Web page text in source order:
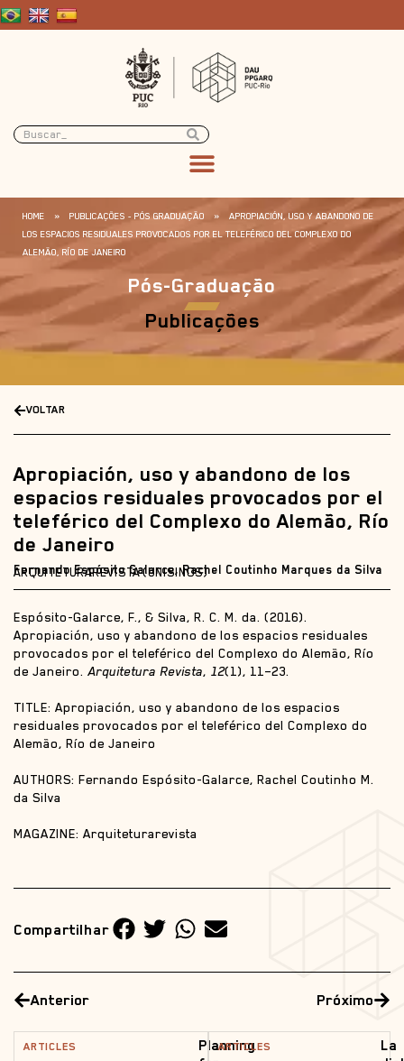
HOME » PUBLICAÇÕES - PÓS GRADUAÇÃO »
APROPIACIÓN, USO Y ABANDONO DE
LOS ESPACIOS RESIDUALES PROVOCADOS POR EL TELEFÉRICO DEL COMPLEXO DO
ALEMÃO, RÍO DE JANEIRO
Pós-Graduação
Publicações
VOLTAR
Apropiación, uso y abandono de los
espacios residuales provocados por el
teleférico del Complexo do Alemão, Río
de Janeiro
ARQUITETURAREVISTA (UNISINOS)
Fernando Espósito Galarce, Rachel Coutinho Marques da Silva
Espósito-Galarce, F., & Silva, R. C. M. da. (2016).
Apropiación, uso y abandono de los espacios residuales
provocados por el teleférico del Complexo do Alemão, Río
de Janeiro. Arquitetura Revista, 12(1), 11–23.
TITLE: Apropiación, uso y abandono de los espacios
residuales provocados por el teleférico del Complexo do
Alemão, Río de Janeiro
AUTHORS: Fernando Espósito-Galarce, Rachel Coutinho M.
da Silva
MAGAZINE: Arquiteturarevista
Compartilhar
Anterior
ARTICLES
Planning
Próximo
ARTICLES
La